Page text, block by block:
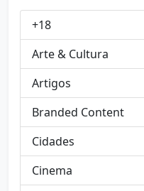
+18
Arte & Cultura
Artigos
Branded Content
Cidades
Cinema